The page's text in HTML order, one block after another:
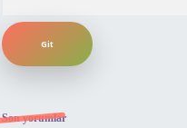
Son yorumlar